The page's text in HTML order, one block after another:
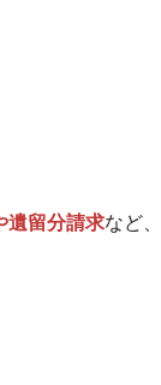
遺留分請求など、